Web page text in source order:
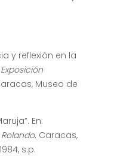
y reflexión en la
Exposición
Museo de
En:
. Caracas,
s.p.